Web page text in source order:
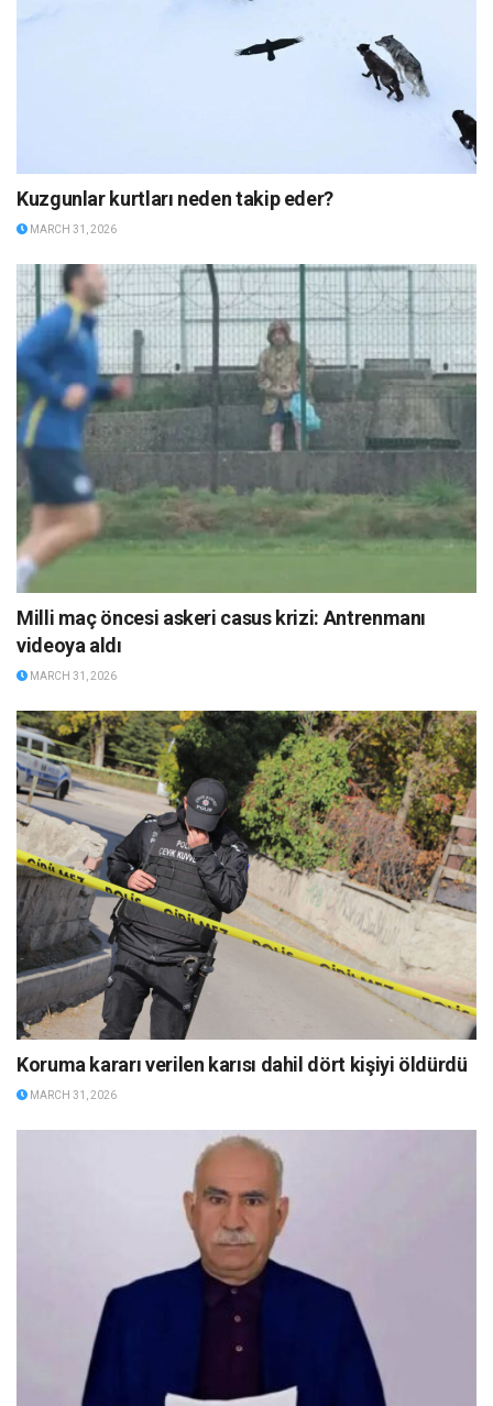
Kuzgunlar kurtları neden takip eder?
MARCH 31, 2026
Milli maç öncesi askeri casus krizi: Antrenmanı
videoya aldı
MARCH 31, 2026
Koruma kararı verilen karısı dahil dört kişiyi öldürdü
MARCH 31, 2026